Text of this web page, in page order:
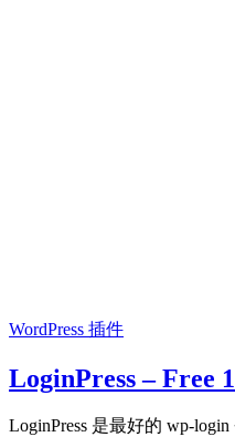
WordPress 插件
LoginPress – Free
LoginPress 是最好的 wp-